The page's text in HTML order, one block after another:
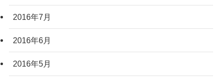
2016年7月
2016年6月
2016年5月